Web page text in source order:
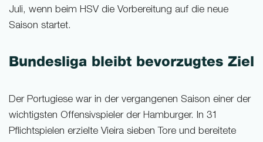
Juli, wenn beim HSV die Vorbereitung auf die neue
Saison startet.
Bundesliga bleibt bevorzugtes Ziel
Der Portugiese war in der vergangenen Saison einer der
wichtigsten Offensivspieler der Hamburger. In 31
Pflichtspielen erzielte Vieira sieben Tore und bereitete